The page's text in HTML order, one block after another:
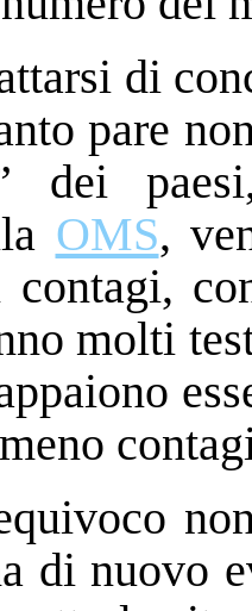
di
pare
dei
OMS,
contagi,
molti
di nuovo